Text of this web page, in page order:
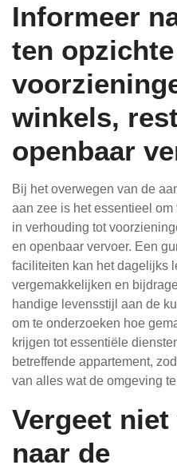
Informeer
ten
winkels,
openbaar
Bij het overwegen van de
aan zee is het essentieel
in verhouding tot
en openbaar vervoer. Een
faciliteiten kan het dagelijks
vergemakkelijken en
handige levensstijl aan de
om te onderzoeken hoe
krijgen tot essentiële
betreffende appartement,
van alles wat de omgeving
Vergeet
naar de